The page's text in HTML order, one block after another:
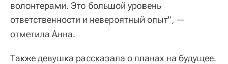
волонтерами. Это большой уровень
ответственности и невероятный опыт", —
отметила Анна.
Также девушка рассказала о планах на будущее.